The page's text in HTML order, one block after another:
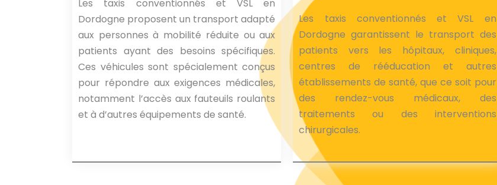
Les taxis conventionnés et VSL en
Dordogne proposent un transport adapté
aux personnes à mobilité réduite ou aux
patients ayant des besoins spécifiques.
Ces véhicules sont spécialement conçus
pour répondre aux exigences médicales,
notamment l’accès aux fauteuils roulants
et à d’autres équipements de santé.
Les taxis conventionnés et VSL en
Dordogne garantissent le transport des
patients vers les hôpitaux, cliniques,
centres de rééducation et autres
établissements de santé, que ce soit pour
des rendez-vous médicaux, des
traitements ou des interventions
chirurgicales.